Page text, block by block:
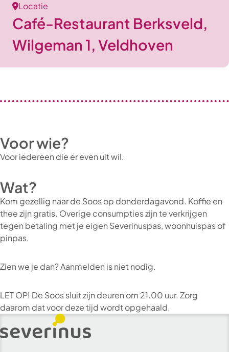
Locatie
Café-Restaurant Berksveld,
Wilgeman 1, Veldhoven
Voor wie?
Voor iedereen die er even uit wil.
Wat?
Kom gezellig naar de Soos op donderdagavond. Koffie en
thee zijn gratis. Overige consumpties zijn te verkrijgen
tegen betaling met je eigen Severinuspas, woonhuispas of
pinpas.
Zien we je dan? Aanmelden is niet nodig.
LET OP! De Soos sluit zijn deuren om 21.00 uur. Zorg
daarom dat voor deze tijd wordt opgehaald.